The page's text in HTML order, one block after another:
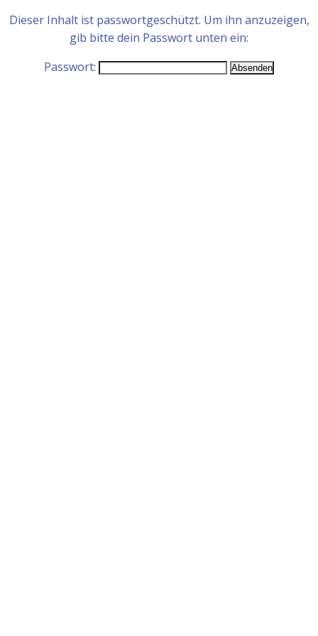
Dieser Inhalt ist passwortgeschützt. Um ihn anzuzeigen,
gib bitte dein Passwort unten ein:
Passwort: